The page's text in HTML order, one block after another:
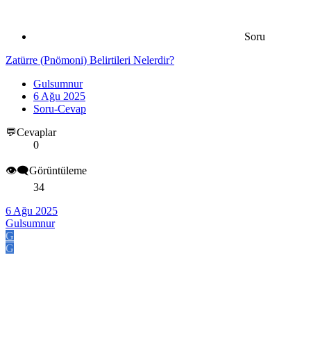
Soru
Zatürre (Pnömoni) Belirtileri Nelerdir?
Gulsumnur
6 Ağu 2025
Soru-Cevap
💬Cevaplar
0
👁️‍🗨️Görüntüleme
34
6 Ağu 2025
Gulsumnur
G
G